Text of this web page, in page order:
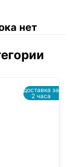
нет
доставка за
2 часа